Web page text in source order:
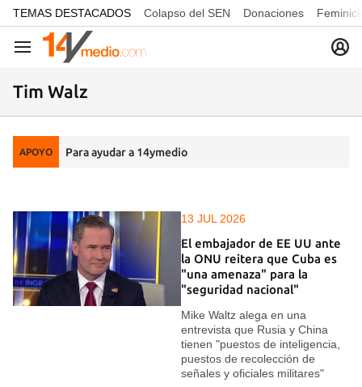
common.go-to-content
TEMAS DESTACADOS Colapso del SEN Donaciones
Navegación
Tim Walz
APOYO Para ayudar a 14ymedio
13 JUL 2026
El embajador de EE UU ante
la ONU reitera que Cuba es
"una amenaza" para la
"seguridad nacional"
Mike Waltz alega en una
entrevista que Rusia y China
tienen "puestos de inteligencia,
puestos de recolección de
señales y oficiales militares"